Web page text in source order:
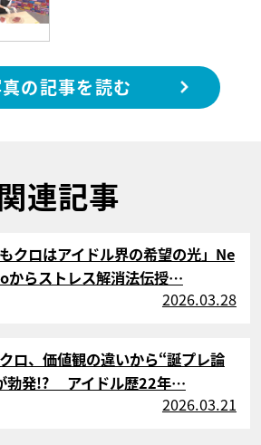
の記事を読む
連記事
ル
もクロはアイドル界の希望の光」Ne
からストレス解消法伝授…
2026.03.28
ル
ロ、価値観の違いから“誕プレ論
勃発!? アイドル歴22年…
2026.03.21